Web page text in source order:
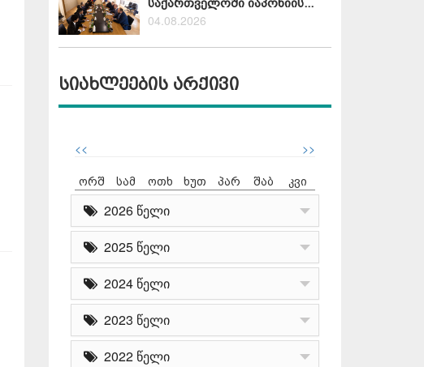
საქართველოში იაპონიის...
04.08.2026
სიახლეების არქივი
<< >>
ორშ სამ ოთხ ხუთ პარ შაბ კვი
2026 წელი
2025 წელი
2024 წელი
2023 წელი
2022 წელი